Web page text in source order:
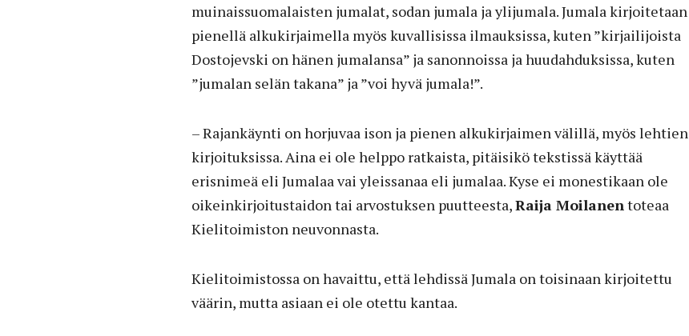
muinaissuomalaisten jumalat, sodan jumala ja ylijumala. Jumala kirjoitetaan
pienellä alkukirjaimella myös kuvallisissa ilmauksissa, kuten ”kirjailijoista
Dostojevski on hänen jumalansa” ja sanonnoissa ja huudahduksissa, kuten
”jumalan selän takana” ja ”voi hyvä jumala!”.
– Rajankäynti on horjuvaa ison ja pienen alkukirjaimen välillä, myös lehtien
kirjoituksissa. Aina ei ole helppo ratkaista, pitäisikö tekstissä käyttää
erisnimeä eli Jumalaa vai yleissanaa eli jumalaa. Kyse ei monestikaan ole
oikeinkirjoitustaidon tai arvostuksen puutteesta,Raija Moilanentoteaa
Kielitoimiston neuvonnasta.
Kielitoimistossa on havaittu, että lehdissä Jumala on toisinaan kirjoitettu
väärin, mutta asiaan ei ole otettu kantaa.